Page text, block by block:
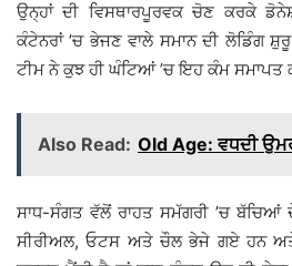
ਉਨ੍ਹਾਂ ਦੀ ਵਿਸਥਾਰਪੂਰਵਕ ਚੋਣ ਕਰਕੇ
ਕੰਟੇਨਰਾਂ ’ਚ ਭੇਜਣ ਵਾਲੇ ਸਮਾਨ ਦੀ ਲੋਡਿੰਗ ਸ਼ੁਰੂ
ਟੀਮ ਨੇ ਕੁਝ ਹੀ ਘੰਟਿਆਂ ’ਚ ਇਹ ਕੰਮ ਸਮਾਪਤ
Also Read: Old Age: ਵਧਦੀ
ਸਾਧ-ਸੰਗਤ ਵੱਲੋਂ ਰਾਹਤ ਸਮੱਗਰੀ ’ਚ ਬੱਚਿਆਂ
ਸੀਰੀਅਲ, ਓਟਸ ਅਤੇ ਚੌਲ ਭੇਜੇ ਗਏ ਹਨ